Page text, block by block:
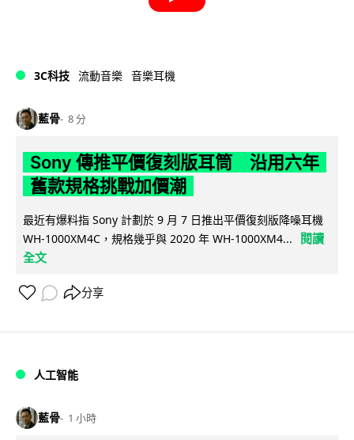
3C科技 流動音樂 音樂耳機
藍骨 8 分
Sony 傳推平價復刻版耳筒 沿用六年
舊款規格挑戰加價潮
最近有爆料指 Sony 計劃於 9 月 7 日推出平價復刻版降噪耳機
WH-1000XM4C，規格幾乎與 2020 年 WH-1000XM4...
閱讀
全文
分享
人工智能
藍骨 1 小時